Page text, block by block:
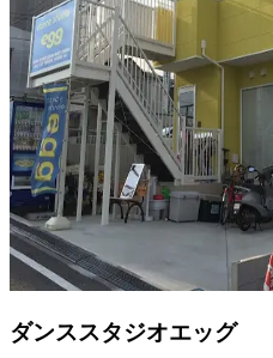
ダンススタジオエッグ